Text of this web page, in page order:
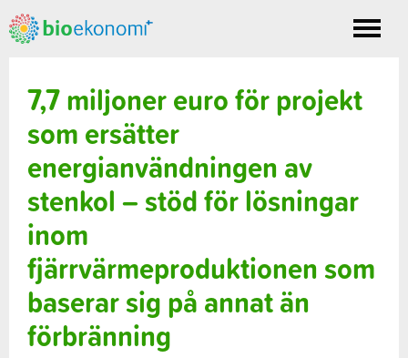
Toggle
7,7 miljoner euro för projekt
som ersätter
energianvändningen av
stenkol – stöd för lösningar
inom
fjärrvärmeproduktionen som
baserar sig på annat än
förbränning